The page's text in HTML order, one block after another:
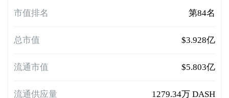
市值排名 第84名
总市值 $3.928亿
流通市值 $5.803亿
流通供应量 1279.34万 DASH